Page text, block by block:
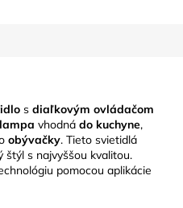
s diaľkovým ovládačom
lampa vhodná do kuchyne,
obývačky. Tieto svietidlá
štýl s najvyššou kvalitou.
pomocou aplikácie